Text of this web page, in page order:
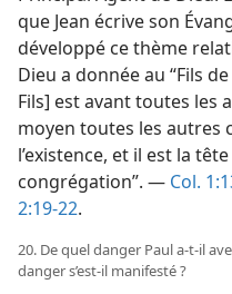
que Jean écrive son
développé ce thème
Dieu a donnée au “Fils
Fils] est avant toutes les
moyen toutes les autres
l’existence, et il est la
congrégation”. — Col.
2:19-22.
20. De quel danger Paul a-​t-​il
danger s’est-​il manifesté ?